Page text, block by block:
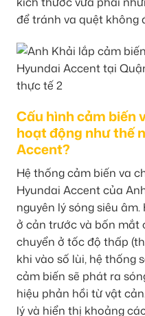
để tránh va quệt không
Cấu hình cảm biến
hoạt động như thế
Accent?
Hệ thống cảm biến va
Hyundai Accent của
nguyên lý sóng siêu
ở cản trước và bốn mắt
chuyển ở tốc độ thấp
khi vào số lùi, hệ thống
cảm biến sẽ phát ra
hiệu phản hồi từ vật
lý và hiển thị khoảng